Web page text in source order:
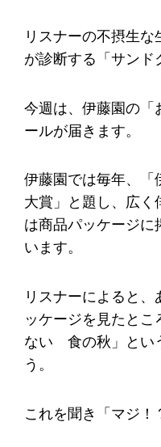
リスナーの不摂生
が診断する「サンド
今週は、伊藤園の「
ールが届きます。
伊藤園では毎年、
大賞」と題し、広く
は商品パッケージに
います。
リスナーによると
ッケージを見たと
ない 食の秋」とい
う。
これを聞き「マジ！